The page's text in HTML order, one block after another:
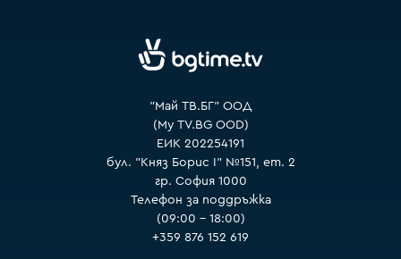
"Май ТВ.БГ" ООД
(My TV.BG OOD)
ЕИК 202254191
бул. "Княз Борис I" №151, ет. 2
гр. София 1000
Телефон за поддръжка
(09:00 – 18:00)
+359 876 152 619